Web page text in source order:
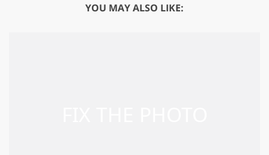
YOU MAY ALSO LIKE: